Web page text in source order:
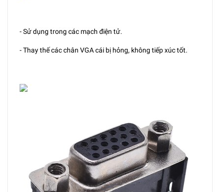
- Sử dụng trong các mạch điện tử.
- Thay thế các chân VGA cái bị hỏng, không tiếp xúc tốt.